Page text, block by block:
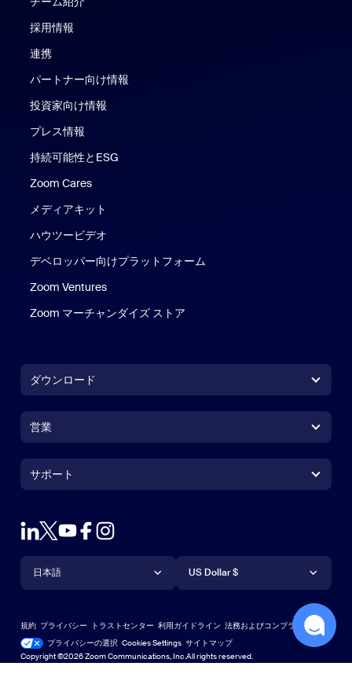
採用情報
連携
パートナー向け情報
投資家向け情報
プレス情報
持続可能性とESG
Zoom Cares
メディアキット
ハウツービデオ
デベロッパー向けプラットフォーム
Zoom Ventures
Zoom マーチャンダイズ ストア
ダウンロード
Zoom RoomsアプリZoom Roomsアプリ
Zoom Roomsコントローラ
Outlookプラグイン
Androidアプリ
Androidアプリ
営業
営業担当にお問い合わせ
デモをリクエスト
ウェビナーとイベント
Zoom Experience CenterZoom Experience Center
サポート
サポート
アカウント
ヘルプセンター
ラーニングセンター
テクニカルコンテンツライブラリテクニカルコンテンツライブラ
フィードバック
言語
日本語
English
Español
通貨
US Dollar $
Copyright ©2026 Zoom Communications, Inc.All rights reserved.
規約 プライバシー トラストセンター 利用ガイドライン 法務およびコンプライアンス
プライバシーの選択 Cookies Settings サイトマップ
サイトマップ